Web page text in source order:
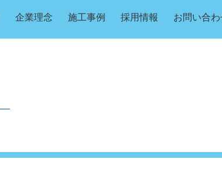
企業理念 施工事例 採用情報 お問い合わ